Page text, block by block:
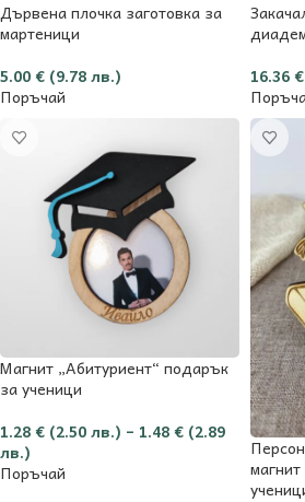
Дървена плочка заготовка за
мартеници
5.00 € (9.78 лв.)
Поръчай
16.36 €
Магнит „Абитуриент“ подарък
за ученици
1.28 € (2.50 лв.) – 1.48 € (2.89
лв.)
Поръчай